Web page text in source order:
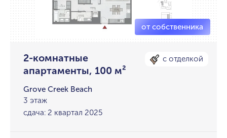
2-комнатные
апартаменты, 100 м²
с отделкой
Grove Creek Beach
3 этаж
сдача: 2 квартал 2025